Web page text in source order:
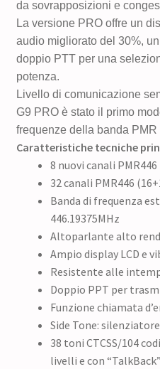
da sovrapposizioni e
La versione PRO offre un
audio migliorato del 30%,
doppio PTT per una
potenza.
Livello di comunicazione
G9 PRO è stato il primo
frequenze della banda PMR
Caratteristiche tecniche
8 nuovi canali PMR446
32 canali PMR446
Banda di frequenza
446.19375MHz
Altoparlante alto
Ampio display LCD e
Resistente alle
Doppio PPT per
Funzione chiamata
Side Tone:
38 toni CTCSS/104
livelli e con “TalkBack”